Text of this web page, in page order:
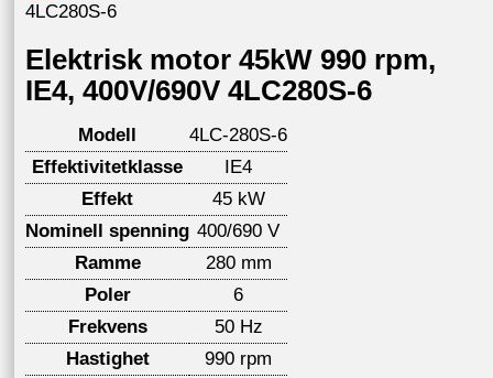
4LC280S-6
Elektrisk motor 45kW 990 rpm,
IE4, 400V/690V 4LC280S-6
Modell
4LC-280S-6
Effektivitetklasse
IE4
Effekt
45 kW
Nominell spenning 400/690 V
Ramme
280 mm
Poler
6
Frekvens
50 Hz
Hastighet
990 rpm